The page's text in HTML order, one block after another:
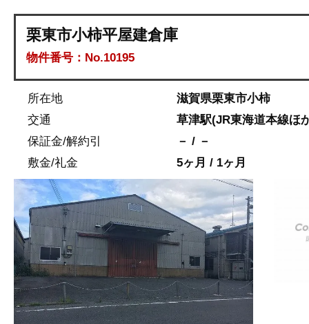
栗東市小柿平屋建倉庫
物件番号：No.10195
所在地
滋賀県栗東市小柿
交通
草津駅(JR東海道本線ほ
保証金/解約引
－ / －
敷金/礼金
5ヶ月 / 1ヶ月